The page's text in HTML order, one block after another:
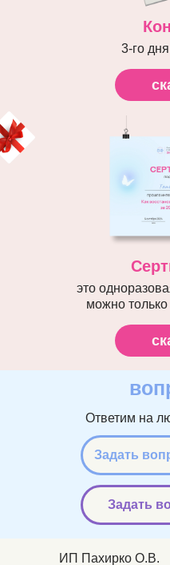
3-го
это
можно
Ответим на
Задать
Задать
ИП Пахирко О.В.